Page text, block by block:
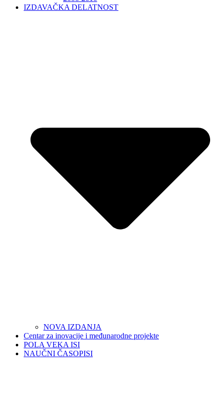
IZDAVAČKA DELATNOST
NOVA IZDANJA
Centar za inovacije i međunarodne projekte
POLA VEKA ISI
NAUČNI ČASOPISI